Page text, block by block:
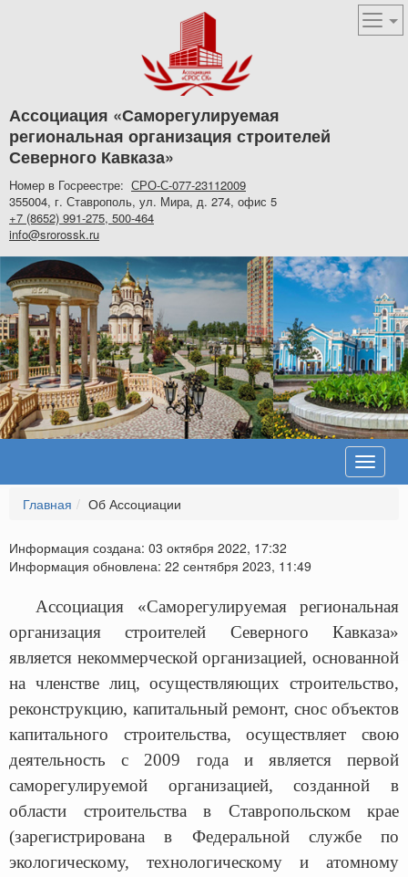
Ассоциация «Саморегулируемая
региональная организация строителей
Северного Кавказа»
Номер в Госреестре: СРО-С-077-23112009
355004, г. Ставрополь, ул. Мира, д. 274, офис 5
+7 (8652) 991-275, 500-464
info@srorossk.ru
Toggle
Главная
Об Ассоциации
Информация создана: 03 октября 2022, 17:32
Информация обновлена: 22 сентября 2023, 11:49
Ассоциация «Саморегулируемая региональная
организация строителей Северного Кавказа»
является некоммерческой организацией, основанной
на членстве лиц, осуществляющих строительство,
реконструкцию, капитальный ремонт, снос объектов
капитального строительства, осуществляет свою
деятельность с 2009 года и является первой
саморегулируемой организацией, созданной в
области строительства в Ставропольском крае
(зарегистрирована в Федеральной службе по
экологическому, технологическому и атомному